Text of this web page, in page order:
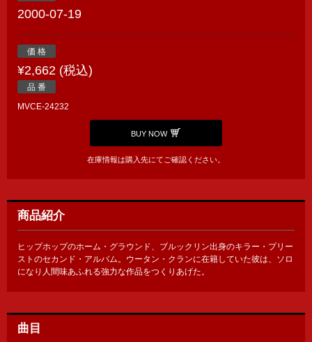
2000-07-19
価 格
¥2,662 (税込)
品 番
MVCE-24232
BUY NOW
在庫情報は購入先にてご確認ください。
商品紹介
ヒップホップのホーム・グラウンド、ブルックリン出身のキラー・プリー
ストのセカンド・アルバム。ウータン・クランに在籍していた彼は、ソロ
になり人間味あふれる強力な作品をつくりあげた。
曲目